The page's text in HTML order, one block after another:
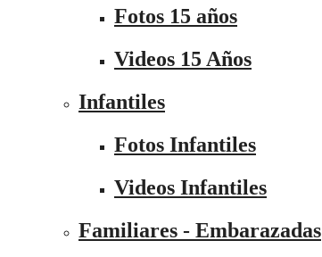
Fotos 15 años
Videos 15 Años
Infantiles
Fotos Infantiles
Videos Infantiles
Familiares - Embarazadas